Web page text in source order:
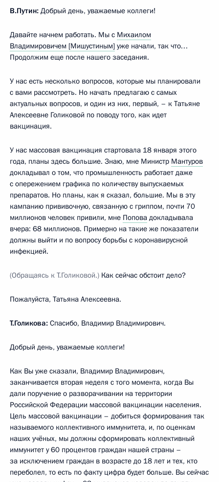
В.Путин: Добрый день, уважаемые коллеги!
Давайте начнем работать. Мы с Михаилом
Владимировичем [Мишустиным] уже начали, так что…
Продолжим еще после нашего заседания.
У нас есть несколько вопросов, которые мы планировали
с вами рассмотреть. Но начать предлагаю с самых
актуальных вопросов, и один из них, первый, – к Татьяне
Алексеевне Голиковой по поводу того, как идет
вакцинация.
У нас массовая вакцинация стартовала 18 января этого
года, планы здесь большие. Знаю, мне Министр Мантуров
докладывал о том, что промышленность работает даже
с опережением графика по количеству выпускаемых
препаратов. Но планы, как я сказал, большие. Мы в эту
кампанию прививочную, связанную с гриппом, почти 70
миллионов человек привили, мне Попова докладывала
вчера: 68 миллионов. Примерно на такие же показатели
должны выйти и по вопросу борьбы с коронавирусной
инфекцией.
(Обращаясь к Т.Голиковой.) Как сейчас обстоит дело?
Пожалуйста, Татьяна Алексеевна.
Т.Голикова: Спасибо, Владимир Владимирович.
Добрый день, уважаемые коллеги!
Как Вы уже сказали, Владимир Владимирович,
заканчивается вторая неделя с того момента, когда Вы
дали поручение о разворачивании на территории
Российской Федерации массовой вакцинации населения.
Цель массовой вакцинации – добиться формирования так
называемого коллективного иммунитета, и, по оценкам
наших учёных, мы должны сформировать коллективный
иммунитет у 60 процентов граждан нашей страны –
за исключением граждан в возрасте до 18 лет и тех, кто
переболел, то есть по факту цифра будет больше. Вы сейчас